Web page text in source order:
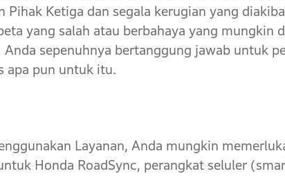
Pihak Ketiga dan segala kerugian yang
yang salah atau berbahaya yang mungkin
sepenuhnya bertanggung jawab untuk
apa pun untuk itu.
Layanan, Anda mungkin
Honda RoadSync, perangkat seluler